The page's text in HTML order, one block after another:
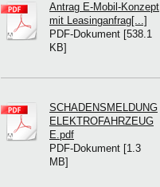
Antrag E-Mobil-Konzept
mit Leasinganfrag[...]
PDF-Dokument [538.1
KB]
SCHADENSMELDUNG
ELEKTROFAHRZEUG
E.pdf
PDF-Dokument [1.3
MB]